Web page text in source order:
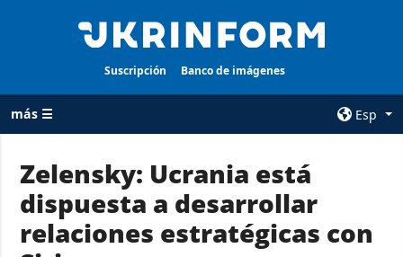
Suscripción Banco de imágenes
más ☰
Esp
TODAS LAS
CATEGORÍAS
Guerra
AGENCIA
sobre la agencia
Zelensky: Ucrania está
dispuesta a desarrollar
relaciones estratégicas con